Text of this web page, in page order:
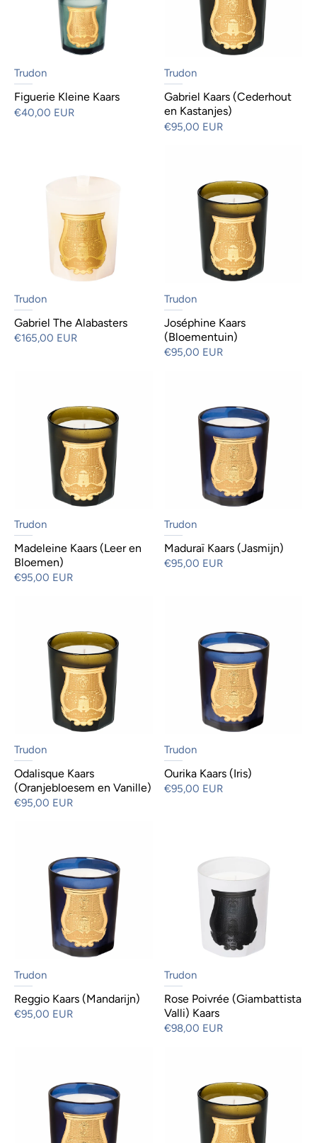
Trudon
Figuerie Kleine Kaars
€40,00 EUR
Trudon
Gabriel Kaars (Cederhout
en Kastanjes)
€95,00 EUR
Trudon
Gabriel The Alabasters
€165,00 EUR
Trudon
Joséphine Kaars
(Bloementuin)
€95,00 EUR
Trudon
Madeleine Kaars (Leer en
Bloemen)
€95,00 EUR
Trudon
Maduraï Kaars (Jasmijn)
€95,00 EUR
Trudon
Odalisque Kaars
(Oranjebloesem en Vanille)
€95,00 EUR
Trudon
Ourika Kaars (Iris)
€95,00 EUR
Trudon
Reggio Kaars (Mandarijn)
€95,00 EUR
Trudon
Rose Poivrée (Giambattista
Valli) Kaars
€98,00 EUR